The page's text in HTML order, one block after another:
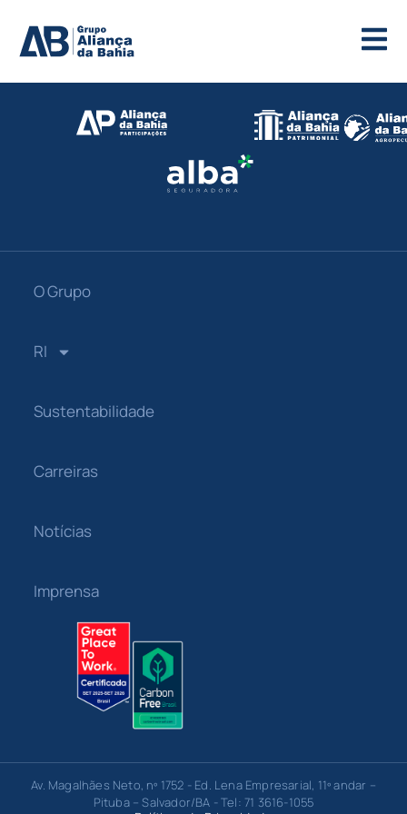
O Grupo
RI
Sustentabilidade
Carreiras
Notícias
Imprensa
Av. Magalhães Neto, nº 1752 - Ed. Lena Empresarial, 11º andar –
Pituba – Salvador/BA - Tel: 71 3616-1055